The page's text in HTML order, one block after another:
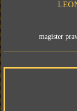
magister